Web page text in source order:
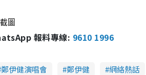
g
圖
報料專線: 9610 1996
鄭伊健演唱會 鄭伊健 網絡熱話